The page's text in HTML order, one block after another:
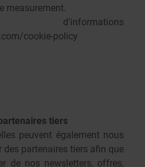
measurement.
cookie-policy
tiers
peuvent également nous
des partenaires tiers afin que
de nos newsletters, offres,